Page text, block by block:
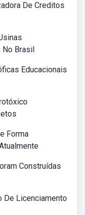
De Creditos
No Brasil
Educacionais
Forma
Construídas
De Licenciamento